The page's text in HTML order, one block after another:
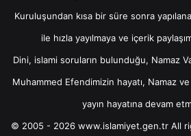
Kuruluşundan kısa bir süre sonra
ile hızla yayılmaya ve içerik
Dini, islami soruların bulunduğu, Namaz
Muhammed Efendimizin hayatı, Namaz
yayın hayatına devam
© 2005 - 2026 www.islamiyet.gen.tr All